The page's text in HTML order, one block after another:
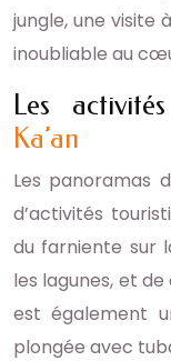
jungle, une visite
inoubliable au
Les
Ka’an
Les panoramas
d’activités
du farniente sur
les lagunes, et
est également
plongée avec